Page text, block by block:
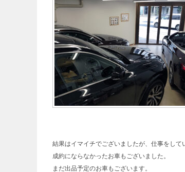
結果はイマイチでございましたが、仕事をして
成約にならなかったお車もございました。
まだ出品予定のお車もございます。